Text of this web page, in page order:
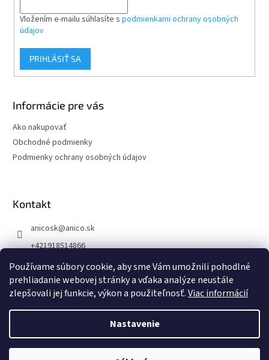
Používame súbory cookie, aby sme Vám umožnili pohodlné
prehliadanie webovej stránky a vďaka analýze neustále
zlepšovali jej funkcie, výkon a použiteľnosť.Viac informácií
Nastavenie
6.8.2026 DOVOLENKA
Kancelária zatvorená.
Vložením e-mailu súhlasíte s podmienkami ochrany osobných
údajov
PRIHLÁSIŤ SA
Informácie pre vás
Ako nakupovať
Obchodné podmienky
Podmienky ochrany osobných údajov
Kontakt
anicosk@anico.sk
+421918514866
ANICO Slovakia
anico_slovakia
Vytvoril Shoptet